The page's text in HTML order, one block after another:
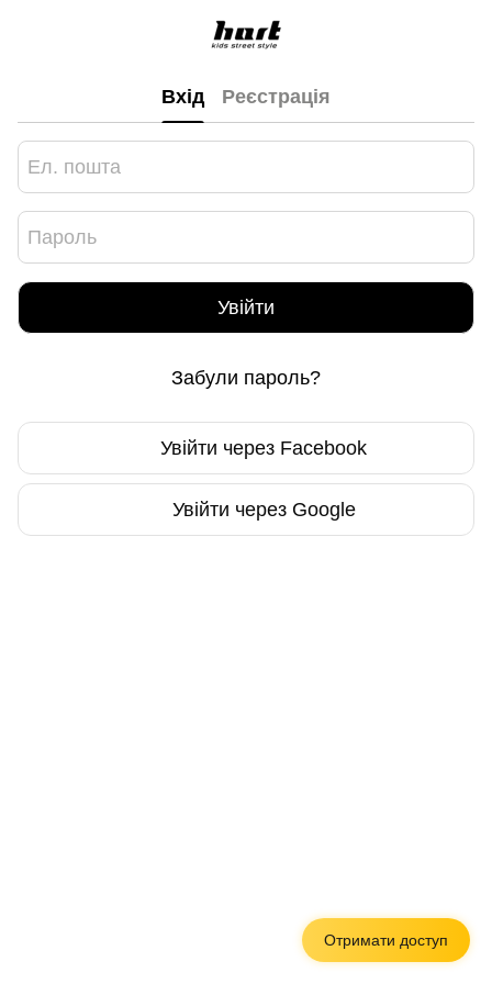
Вхід Реєстрація
Увійти
Забули пароль?
Увійти через Facebook
Увійти через Google
Отримати доступ